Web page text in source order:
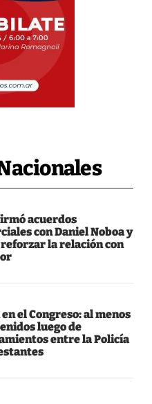
acuerdos
con Daniel Noboa y
reforzar la relación con
el Congreso: al menos
luego de
entre la Policía